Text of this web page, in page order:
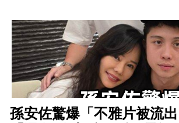
孫安佐驚爆「不雅片被流